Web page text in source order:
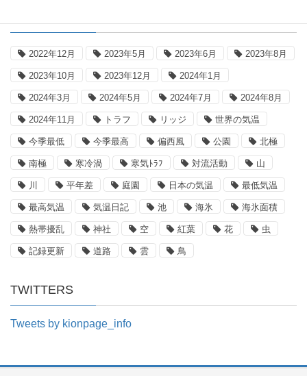
2022年12月 2023年5月 2023年6月 2023年8月
2023年10月 2023年12月 2024年1月
2024年3月 2024年5月 2024年7月 2024年8月
2024年11月 トラフ リッジ 世界の気温
今季最低 今季最高 偏西風 公園 北極
南極 寒冷渦 寒気ﾄﾗﾌ 対流活動 山
川 平年差 庭園 日本の気温 最低気温
最高気温 気温日記 池 海氷 海氷面積
熱帯擾乱 神社 空 紅葉 花 虫
記録更新 道路 雲 鳥
TWITTERS
Tweets by kionpage_info